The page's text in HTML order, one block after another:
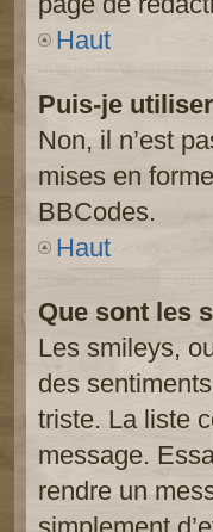
Haut
Puis-je
Non, il n’est
mises en
BBCodes.
Haut
Que sont les
Les smileys,
des
triste. La liste
message.
rendre un